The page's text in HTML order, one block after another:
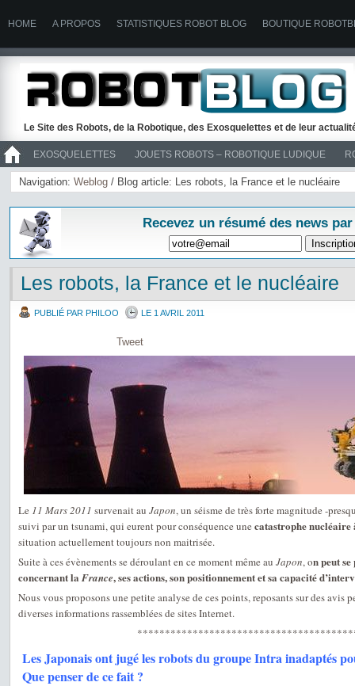
HOME A PROPOS STATISTIQUES ROBOT BLOG BOUTIQUE
Le Site des Robots, de la Robotique, des Exosquelettes et de leur
EXOSQUELETTES JOUETS ROBOTS – ROBOTIQUE LUDIQUE
>> ROBOTS
Navigation: Weblog / Blog article: Les robots, la France et le nucléaire
Recevez un résumé des news
Les robots, la France et le nucléaire
PUBLIÉ PAR PHILOO LE 1 AVRIL 2011
Tweet
Le 11 Mars 2011 survenait au Japon, un séisme de très forte magnitude -
suivi par un tsunami, qui eurent pour conséquence une catastrophe
situation actuellement toujours non maitrisée.
Suite à ces évènements se déroulant en ce moment même au Japon, on peut
concernant la France, ses actions, son positionnement et sa capacité
Nous vous proposons une petite analyse de ces points, reposants sur des avis
diverses informations rassemblées de sites Internet.
Les Japonais ont jugé les robots du groupe Intra inadaptés
Que penser de ce fait ?